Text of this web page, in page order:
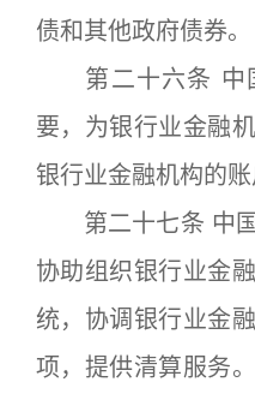
债和其他政府债券。
第二十六条 中
要，为银行业金融
银行业金融机构的账
第二十七条 中国
协助组织银行业金
统，协调银行业金
项，提供清算服务